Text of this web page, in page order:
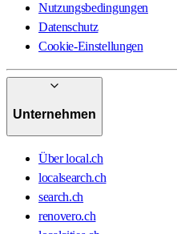
Nutzungsbedingungen
Datenschutz
Cookie-Einstellungen
Unternehmen
Über local.ch
localsearch.ch
search.ch
renovero.ch